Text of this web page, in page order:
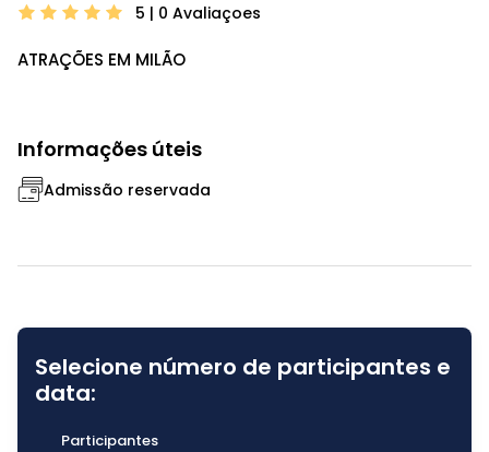
5 | 0 Avaliaçoes
ATRAÇÕES EM MILÃO
Informações úteis
Admissão reservada
Selecione número de participantes e
data:
Participantes